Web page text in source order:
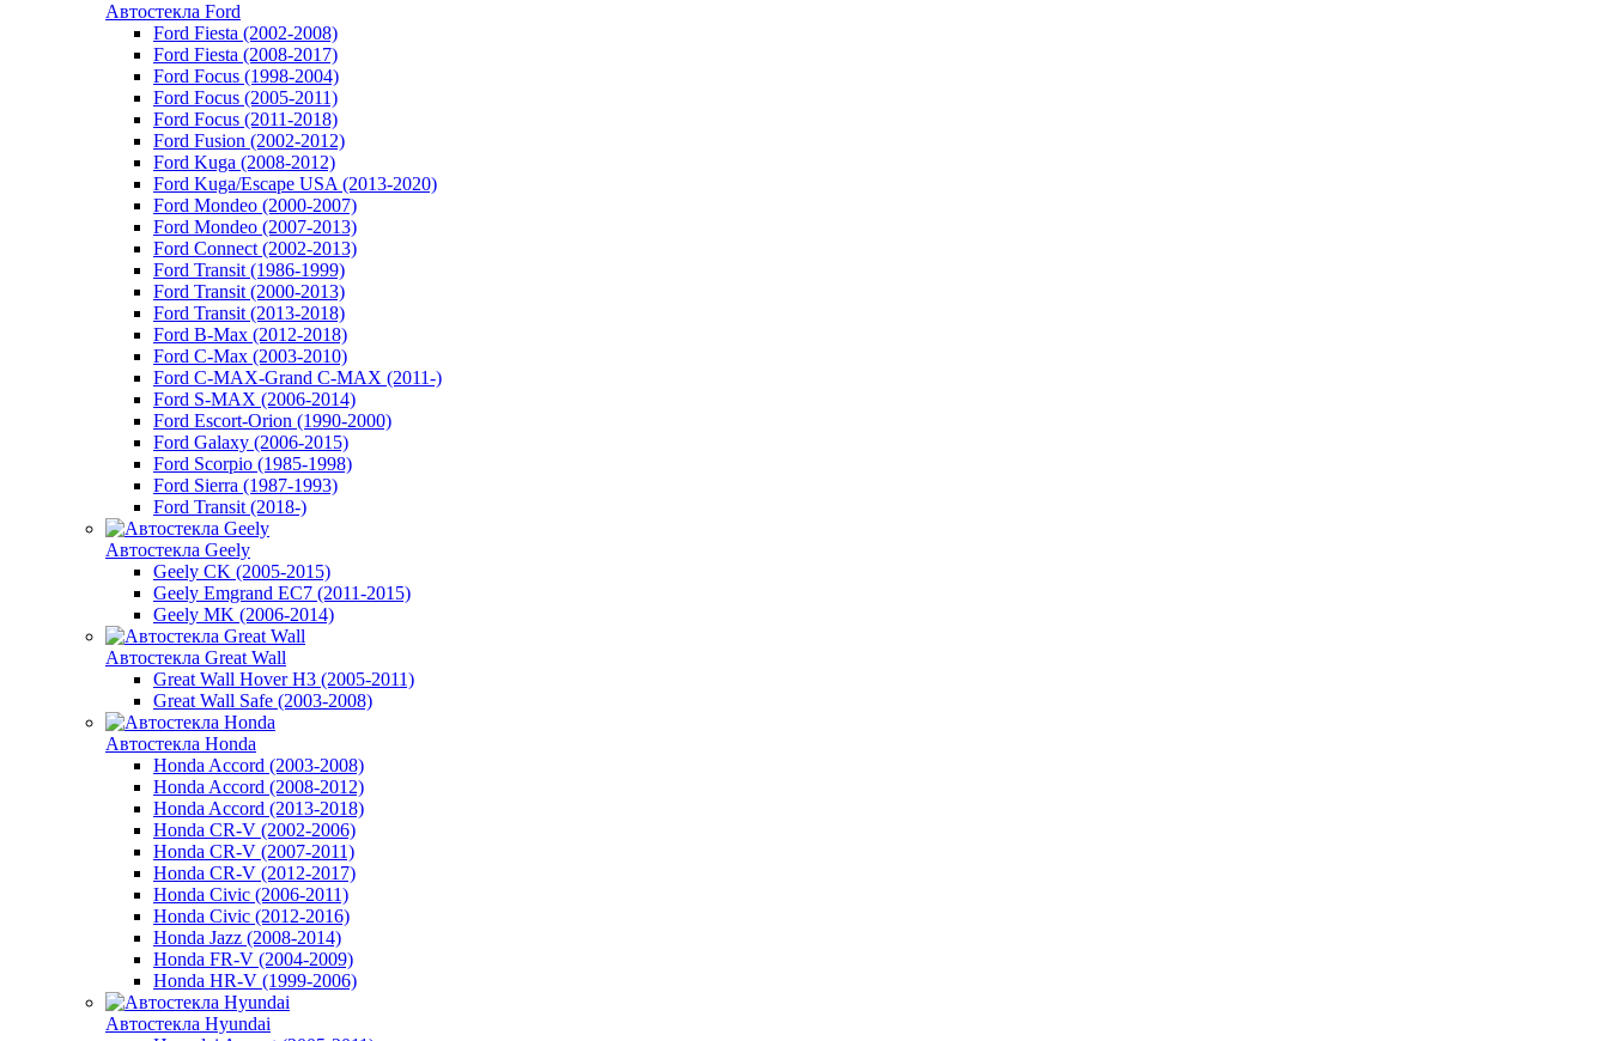
Автостекла Ford
Ford Fiesta (2002-2008)
Ford Fiesta (2008-2017)
Ford Focus (1998-2004)
Ford Focus (2005-2011)
Ford Focus (2011-2018)
Ford Fusion (2002-2012)
Ford Kuga (2008-2012)
Ford Kuga/Escape USA (2013-2020)
Ford Mondeo (2000-2007)
Ford Mondeo (2007-2013)
Ford Connect (2002-2013)
Ford Transit (1986-1999)
Ford Transit (2000-2013)
Ford Transit (2013-2018)
Ford B-Max (2012-2018)
Ford C-Max (2003-2010)
Ford C-MAX-Grand C-MAX (2011-)
Ford S-MAX (2006-2014)
Ford Escort-Orion (1990-2000)
Ford Galaxy (2006-2015)
Ford Scorpio (1985-1998)
Ford Sierra (1987-1993)
Ford Transit (2018-)
Автостекла Geely
Geely CK (2005-2015)
Geely Emgrand EC7 (2011-2015)
Geely MK (2006-2014)
Автостекла Great Wall
Great Wall Hover H3 (2005-2011)
Great Wall Safe (2003-2008)
Автостекла Honda
Honda Accord (2003-2008)
Honda Accord (2008-2012)
Honda Accord (2013-2018)
Honda CR-V (2002-2006)
Honda CR-V (2007-2011)
Honda CR-V (2012-2017)
Honda Civic (2006-2011)
Honda Civic (2012-2016)
Honda Jazz (2008-2014)
Honda FR-V (2004-2009)
Honda HR-V (1999-2006)
Автостекла Hyundai